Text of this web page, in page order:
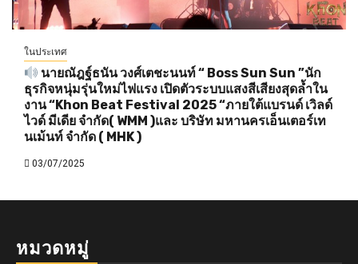
ในประเทศ
นายณัฎฐ์ธนัน วงศ์เตชะนนท์ “ Boss Sun Sun ”นัก
ธุรกิจหนุ่มรุ่นใหม่ไฟแรง เปิดตัวระบบแสงสีเสียงสุดล้ำใน
งาน “Khon Beat Festival 2025 “ภายใต้แบรนด์ เวิลด์
ไวด์ มีเดีย จำกัด( WMM )และ บริษัท มหานครเอ็นเตอร์เท
นเม้นท์ จำกัด ( MHK )
03/07/2025
หมวดหมู่